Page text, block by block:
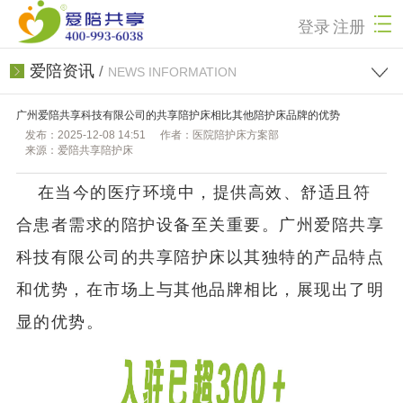
登录 注册
爱陪资讯 / NEWS INFORMATION
广州爱陪共享科技有限公司的共享陪护床相比其他陪护床品牌的优势
发布：2025-12-08 14:51
作者：医院陪护床方案部
来源：爱陪共享陪护床
在当今的医疗环境中，提供高效、舒适且符
合患者需求的陪护设备至关重要。广州爱陪共享
科技有限公司的共享陪护床以其独特的产品特点
和优势，在市场上与其他品牌相比，展现出了明
显的优势。